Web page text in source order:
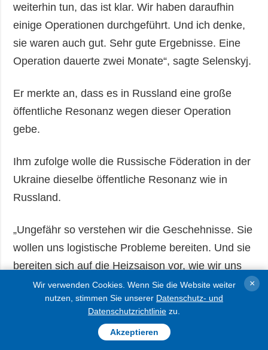
weiterhin tun, das ist klar. Wir haben daraufhin
einige Operationen durchgeführt. Und ich denke,
sie waren auch gut. Sehr gute Ergebnisse. Eine
Operation dauerte zwei Monate“, sagte Selenskyj.
Er merkte an, dass es in Russland eine große
öffentliche Resonanz wegen dieser Operation
gebe.
Ihm zufolge wolle die Russische Föderation in der
Ukraine dieselbe öffentliche Resonanz wie in
Russland.
„Ungefähr so verstehen wir die Geschehnisse. Sie
wollen uns logistische Probleme bereiten. Und sie
bereiten sich auf die Heizsaison vor, wie wir uns
auf die Heizsaison vorbereiten, bereiten sie sich
auch auf die Heizsaison vor. Sie haben dort
wir operieren richtig“, sagte der Präsident.
Wir verwenden Cookies. Wenn Sie die Website weiter
nutzen, stimmen Sie unserer Datenschutz- und
Datenschutzrichtlinie zu.
Akzeptieren
×